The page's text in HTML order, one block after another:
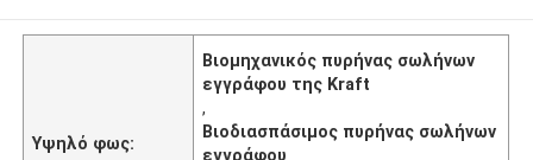
Υψηλό φως:
Βιομηχανικός πυρήνας σωλήνων
εγγράφου της Kraft
,
Βιοδιασπάσιμος πυρήνας σωλήνων
εγγράφου